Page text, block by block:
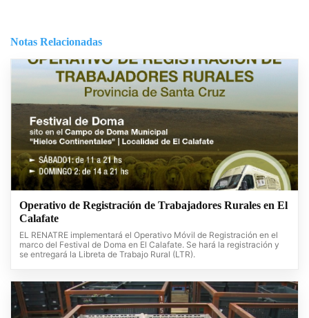
Notas Relacionadas
Operativo de Registración de Trabajadores Rurales en El
Calafate
EL RENATRE implementará el Operativo Móvil de Registración en el
marco del Festival de Doma en El Calafate. Se hará la registración y
se entregará la Libreta de Trabajo Rural (LTR).